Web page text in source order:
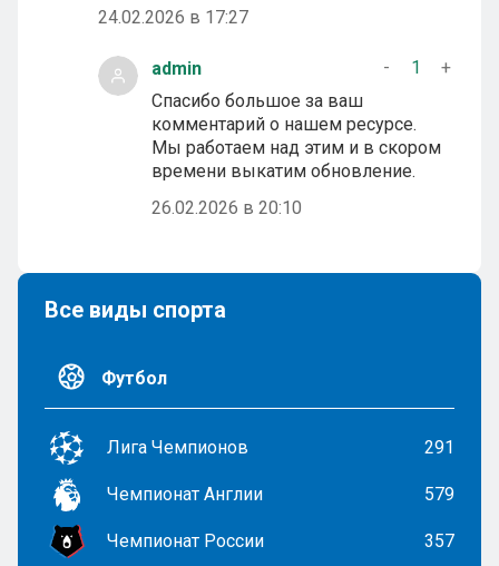
24.02.2026 в 17:27
admin - 1
+
Спасибо большое за ваш
комментарий о нашем ресурсе.
Мы работаем над этим и в скором
времени выкатим обновление.
26.02.2026 в 20:10
Все виды спорта
Футбол
Лига Чемпионов 291
Чемпионат Англии 579
Чемпионат России 357